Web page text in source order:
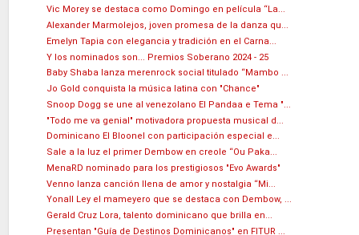
Vic Morey se destaca como Domingo en película “La...
Alexander Marmolejos, joven promesa de la danza qu...
Emelyn Tapia con elegancia y tradición en el Carna...
Y los nominados son... Premios Soberano 2024 - 25
Baby Shaba lanza merenrock social titulado “Mambo ...
Jo Gold conquista la música latina con "Chance"
Snoop Dogg se une al venezolano El Pandaa e Tema "...
"Todo me va genial" motivadora propuesta musical d...
Dominicano El Bloonel con participación especial e...
Sale a la luz el primer Dembow en creole “Ou Paka...
MenaRD nominado para los prestigiosos "Evo Awards"
Venno lanza canción llena de amor y nostalgia “Mi...
Yonall Ley el mameyero que se destaca con Dembow, ...
Gerald Cruz Lora, talento dominicano que brilla en...
Presentan "Guía de Destinos Dominicanos" en FITUR ...